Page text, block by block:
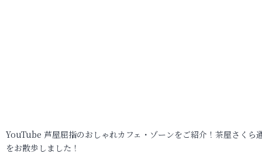
YouTube 芦屋屈指のおしゃれカフェ・ゾーンをご紹介！茶屋さくら
をお散歩しました！